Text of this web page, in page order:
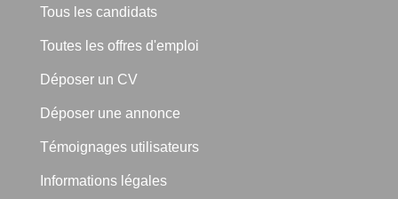
Tous les candidats
Toutes les offres d'emploi
Déposer un CV
Déposer une annonce
Témoignages utilisateurs
Informations légales